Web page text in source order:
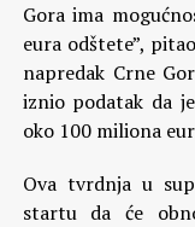
Gora ima
eura odštete”,
napredak Crne
iznio podatak da
oko 100 miliona
Ova tvrdnja u
startu da će